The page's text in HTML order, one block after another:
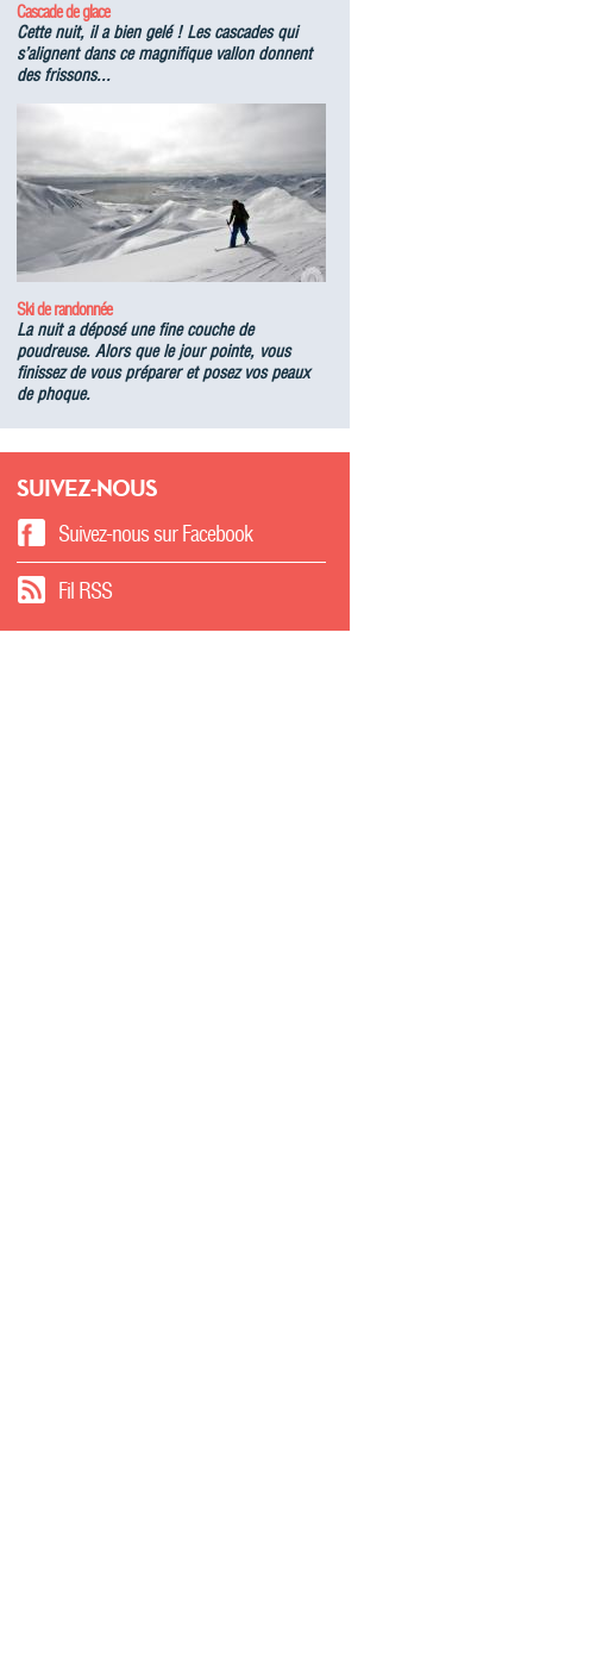
Cascade de glace
Cette nuit, il a bien gelé ! Les cascades qui
s’alignent dans ce magnifique vallon donnent
des frissons...
Ski de randonnée
La nuit a déposé une fine couche de
poudreuse. Alors que le jour pointe, vous
finissez de vous préparer et posez vos peaux
de phoque.
SUIVEZ-NOUS
Suivez-nous sur Facebook
Fil RSS